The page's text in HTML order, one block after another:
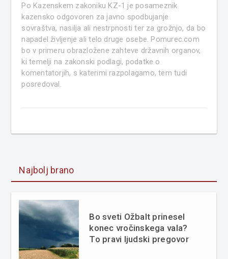
Po Kazenskem zakoniku KZ-1 je posameznik
kazensko odgovoren za javno spodbujanje
sovraštva, nasilja ali nestrpnosti ter za grožnjo, da bo
napadel življenje ali telo druge osebe. Pomurec.com
bo v primeru obrazložene zahteve državnih organov,
ki temelji na zakonski podlagi, podatke o
komentatorjih, s katerimi razpolagamo, tem tudi
posredoval.
Najbolj brano
Bo sveti Ožbalt prinesel
konec vročinskega vala?
To pravi ljudski pregovor